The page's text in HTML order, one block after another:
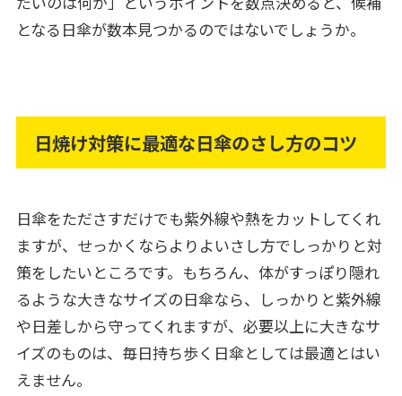
となる日傘が数本見つかるのではないでしょうか。
日焼け対策に最適な日傘のさし方のコツ
日傘をたださすだけでも紫外線や熱をカットしてくれ
ますが、せっかくならよりよいさし方でしっかりと対
策をしたいところです。もちろん、体がすっぽり隠れ
るような大きなサイズの日傘なら、しっかりと紫外線
や日差しから守ってくれますが、必要以上に大きなサ
イズのものは、毎日持ち歩く日傘としては最適とはい
えません。